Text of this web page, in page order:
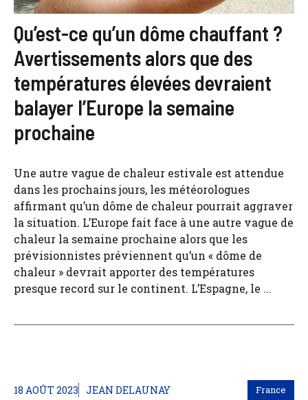
Qu’est-ce qu’un dôme chauffant ?
Avertissements alors que des
températures élevées devraient
balayer l’Europe la semaine
prochaine
Une autre vague de chaleur estivale est attendue
dans les prochains jours, les météorologues
affirmant qu’un dôme de chaleur pourrait aggraver
la situation. L’Europe fait face à une autre vague de
chaleur la semaine prochaine alors que les
prévisionnistes préviennent qu’un « dôme de
chaleur » devrait apporter des températures
presque record sur le continent. L’Espagne, le ...
18 AOÛT 2023 JEAN DELAUNAY France